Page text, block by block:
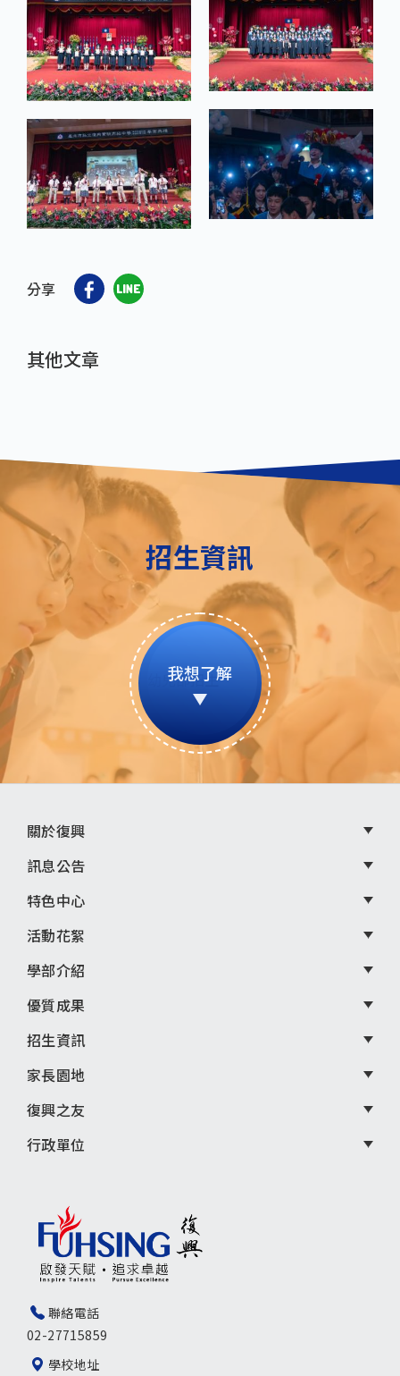
分享
其他文章
招生資訊
我想了解
聯絡電話
02-27715859
學校地址
頁
尾
選
單
關於復興
訊息公告
特色中心
活動花絮
學部介紹
優質成果
招生資訊
家長園地
復興之友
行政單位